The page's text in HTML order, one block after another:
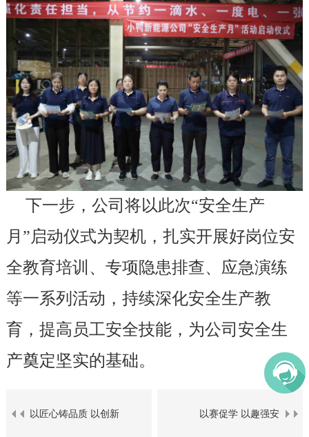
下一步，公司将以此次“安全生产
月”启动仪式为契机，扎实开展好岗位安
全教育培训、专项隐患排查、应急演练
等一系列活动，持续深化安全生产教
育，提高员工安全技能，为公司安全生
产奠定坚实的基础。
以匠心铸品质 以创新 以赛促学 以趣强安